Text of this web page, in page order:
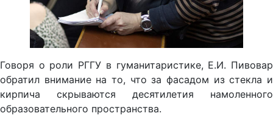
Говоря о роли РГГУ в гуманитаристике, Е.И. Пивовар
обратил внимание на то, что за фасадом из стекла и
кирпича скрываются десятилетия намоленного
образовательного пространства.